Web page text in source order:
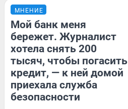
МНЕНИЕ
Мой банк меня
бережет. Журналист
хотела снять 200
тысяч, чтобы погасить
кредит, — к ней домой
приехала служба
безопасности